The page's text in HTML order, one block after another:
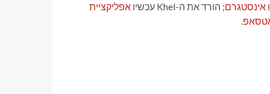
ו אינסטגרם; הורד את ה-Khel עכשיו
אפליקציית
.